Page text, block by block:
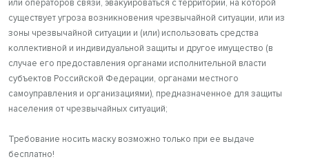
или операторов связи, эвакуироваться с территории, на которой
существует угроза возникновения чрезвычайной ситуации, или из
зоны чрезвычайной ситуации и (или) использовать средства
коллективной и индивидуальной защиты и другое имущество (в
случае его предоставления органами исполнительной власти
субъектов Российской Федерации, органами местного
самоуправления и организациями), предназначенное для защиты
населения от чрезвычайных ситуаций;
Требование носить маску возможно только при ее выдаче
бесплатно!